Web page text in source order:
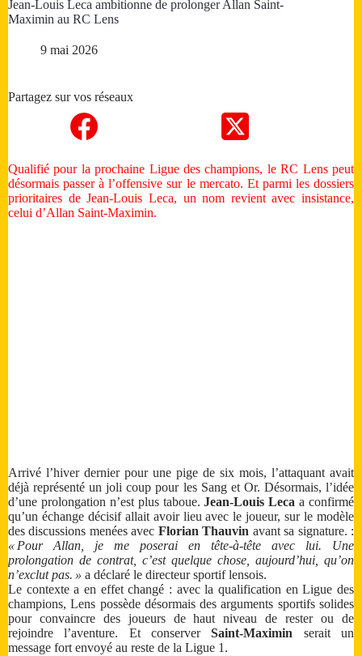
Jean-Louis Leca ambitionne de prolonger Allan Saint-
Maximin au RC Lens
9 mai 2026
Partagez sur vos réseaux
Qualifié pour la prochaine Ligue des champions, le RC Lens peut
désormais passer à l’offensive sur le mercato. Et parmi les dossiers
prioritaires de Jean-Louis Leca, un nom revient avec insistance,
celui d’Allan Saint-Maximin.
Arrivé l’hiver dernier pour une pige de six mois, l’attaquant avait
déjà représenté un joli coup pour les Sang et Or. Désormais, l’idée
d’une prolongation n’est plus taboue.Jean-Louis Leca a confirmé
qu’un échange décisif allait avoir lieu avec le joueur, sur le modèle
des discussions menées avec Florian Thauvin avant sa signature. :
« Pour Allan, je me poserai en tête‑à‑tête avec lui. Une
prolongation de contrat, c’est quelque chose, aujourd’hui, qu’on
n’exclut pas. » a déclaré le directeur sportif lensois.
Le contexte a en effet changé : avec la qualification en Ligue des
champions, Lens possède désormais des arguments sportifs solides
pour convaincre des joueurs de haut niveau de rester ou de
rejoindre l’aventure. Et conserverSaint-Maximin serait un
message fort envoyé au reste de la Ligue 1.